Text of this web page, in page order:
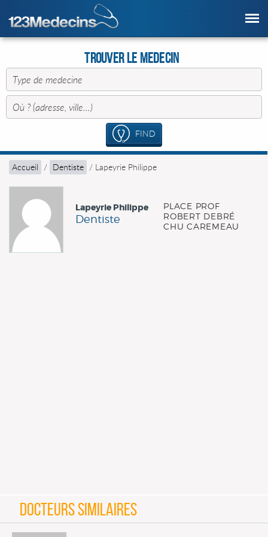
Trouver le Medecin
FIND
Accueil / Dentiste / Lapeyrie Philippe
Lapeyrie Philippe
Dentiste
PLACE PROF
ROBERT DEBRÉ
CHU CAREMEAU
DOCTEURS SIMILAIRES